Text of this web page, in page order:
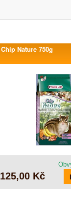
Chip Nature 750g
125,00 Kč